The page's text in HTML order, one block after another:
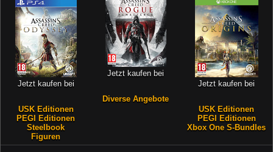
Jetzt kaufen bei
USK Editionen
PEGI Editionen
Steelbook
Figuren
Jetzt kaufen bei
Diverse Angebote
Jetzt kaufen bei
USK Editionen
PEGI Editionen
Xbox One S-Bundles